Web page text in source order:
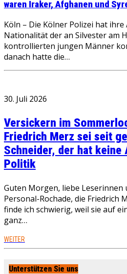
waren Iraker, Afghanen und
Köln – Die Kölner Polizei hat
Nationalität der an Silvester am
kontrollierten jungen Männer
danach hatte die…
30. Juli 2026
Versickern im
Friedrich Merz sei seit
Schneider, der hat keine
Politik
Guten Morgen, liebe Leserinnen
Personal-Rochade, die Friedrich
finde ich schwierig, weil sie auf
ganz…
WEITER
Unterstützen Sie uns